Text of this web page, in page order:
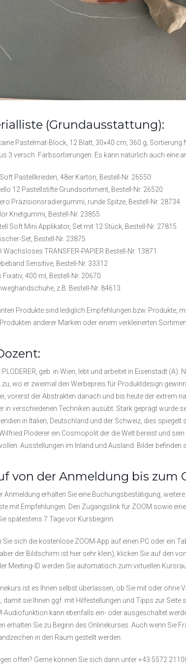
(Grundausstattung):
Pastelmat-Block, 12 Blatt, 30×40 cm, 360 g, Sortierung
3 versch. Farbsortierungen. Es kann natürlich auch eine
Soft Pastellkreiden, 48er Karton, Bestell-Nr. 26550
12 Pastellstifte Grundsortiment, Bestell-Nr. 26520
Präzisionsradiergummi, runde Spitze, Bestell-Nr. 28734
Knetgummi, Bestell-Nr. 23855
Soft Mini Applikator, Set mit 12 Stück, Bestell-Nr. 27815
Set, Bestell-Nr. 23875
Wachsloses TRANSFER-PAPIER Bestell-Nr. 13871
Sensitive, Bestell-Nr. 33312
Fixativ, 400 ml, Bestell-Nr. 20670
z.B. Bestell-Nr. 84613
Produkte sind lediglich Empfehlungen bzw. Produkte,
anderer Marken oder einem verkleinerten
PLODERER, geb. in Wien, lebt und arbeitet in Eisenstadt
zu, wo er zweimal den Werbepreis für Produktdesign
vorerst der Abstrakten danach und bis heute der extrem
in verschiedenen Techniken ausübt. Stark geprägt wurde
in Italien, Deutschland und der Schweiz, dies spiegelt
Ploderer ein Cosmopolit der die Welt bereist und
Ausstellungen im Inland und Ausland. Bilder
von der Anmeldung bis zum
Anmeldung erhalten Sie eine Buchungsbestätigung,
mit Empfehlungen. Den Zugangslink für ZOOM sowie
spätestens 7 Tage vor Kursbeginn.
Sie sich die kostenlose ZOOM-App auf einen PC oder ein
der Bildschirm ist hier sehr klein), klicken Sie auf den
Meeting-ID werden Sie automatisch zum virtuellen
ist es Ihnen selbst überlassen, ob Sie mit oder ohne
damit sie Ihnen ggf. mit Hilfestellungen und Tipps zur Seite
Audiofunktion kann ebenfalls ein- oder ausgeschaltet
erhalten Sie zu Beginn des Onlinekurses. Auch wenn Sie
in den Raum gestellt werden.
offen? Gerne können Sie sich dann unter +43 5572